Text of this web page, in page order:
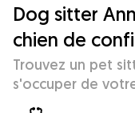
Dog sitter
chien de
Trouvez un pet
s'occuper de